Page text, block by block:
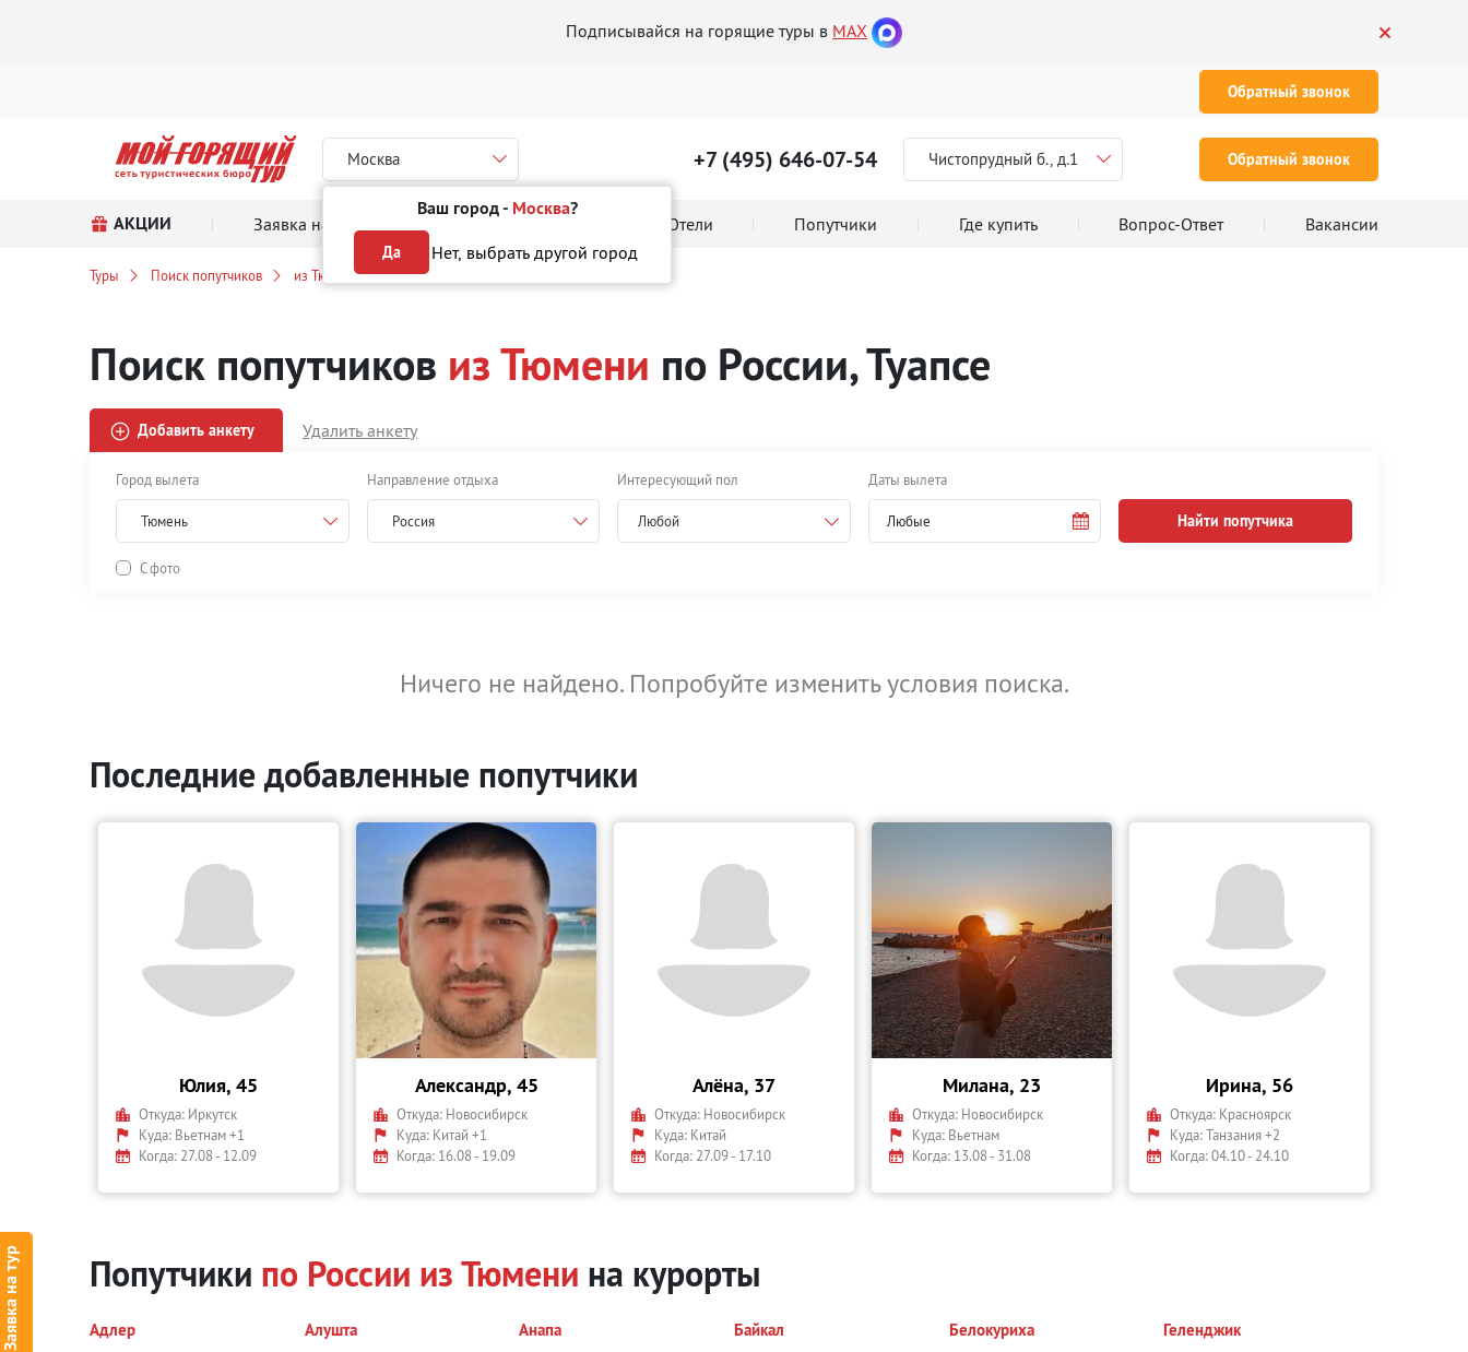
Заявка на тур
Подписывайся на горящие туры в MAX
Обратный звонок
Москва
Ваш город - Москва?
Да Нет, выбрать другой город
+7 (495) 646-07-54 Чистопрудный б., д.1 Обратный звонок
АКЦИИ Заявка на тур Поиск тура онлайн Отели Попутчики Где купить Вопрос-Ответ Вакансии
Туры Поиск попутчиков из Тюмени по России
Поиск попутчиков из Тюмени по России, Туапсе
Добавить анкету Удалить анкету
Город вылета
Тюмень
Направление отдыха
Россия
Интересующий пол
Любой
Даты вылета
Найти попутчика
С фото
Ничего не найдено. Попробуйте изменить условия поиска.
Последние добавленные попутчики
Юлия, 45
Откуда: Иркутск
Куда: Вьетнам +1
Когда: 27.08 - 12.09
Александр, 45
Откуда: Новосибирск
Куда: Китай +1
Когда: 16.08 - 19.09
Алёна, 37
Откуда: Новосибирск
Куда: Китай
Когда: 27.09 - 17.10
Милана, 23
Откуда: Новосибирск
Куда: Вьетнам
Когда: 13.08 - 31.08
Ирина, 56
Откуда: Красноярск
Куда:Танзания +2
Когда: 04.10 - 24.10
Попутчики по России из Тюмени на курорты
Адлер Алушта Анапа Байкал Белокуриха
Геленджик